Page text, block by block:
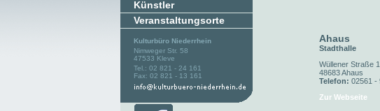
Künstler
Veranstaltungsorte
Kulturbüro Niederrhein
Nimweger Str. 58
47533 Kleve
Tel.: 02 821 - 24 161
Fax: 02 821 - 13 161
Ahaus
Stadthalle
Wüllener Straße
48683 Ahaus
Telefon: 02561 -
Zur Webseite